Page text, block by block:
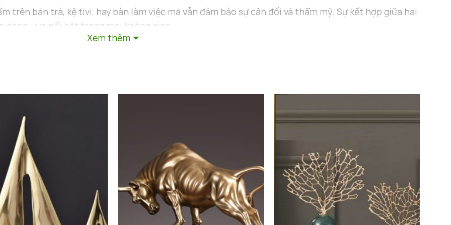
trên bàn trà, kệ tivi, hay bàn làm việc mà vẫn đảm bảo sự cân đối và thẩm mỹ. Sự kết hợp giữa hai
gàng, vừa nổi bật trong mọi không gian.
phẩm luôn đẹp như mới, dễ dàng lau chùi và bảo quản.
dễ dàng di chuyển và bài trí ở nhiều vị trí khác nhau.
Thuật Và Khoa Học
là tác phẩm nghệ thuật. Sản phẩm tái hiện hình ảnh quả địa cầu một cách sống động và chân
Xem thêm